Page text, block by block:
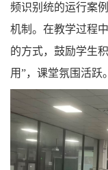
频识别统的运行案
机制。在教学过程
的方式，鼓励学生
用”，课堂氛围活跃。